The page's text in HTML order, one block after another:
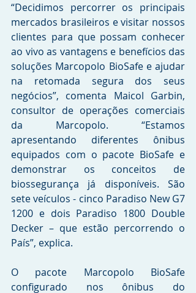
“Decidimos percorrer os principais
mercados brasileiros e visitar nossos
clientes para que possam conhecer
ao vivo as vantagens e benefícios das
soluções Marcopolo BioSafe e ajudar
na retomada segura dos seus
negócios”, comenta Maicol Garbin,
consultor de operações comerciais
da Marcopolo. “Estamos
apresentando diferentes ônibus
equipados com o pacote BioSafe e
demonstrar os conceitos de
biossegurança já disponíveis. São
sete veículos - cinco Paradiso New G7
1200 e dois Paradiso 1800 Double
Decker – que estão percorrendo o
País”, explica.
O pacote Marcopolo BioSafe
configurado nos ônibus do